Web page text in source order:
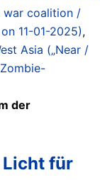
war coalition /
11-01-2025),
Asia („Near /
der
Licht für